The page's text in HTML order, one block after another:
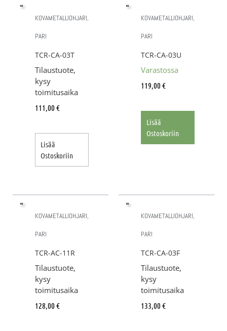
KOVAMETALLIOHJARI,
PARI
TCR-CA-03T
Tilaustuote,
kysy
toimitusaika
111,00 €
Lisää
Ostoskoriin
KOVAMETALLIOHJARI,
PARI
TCR-CA-03U
Varastossa
119,00 €
Lisää
Ostoskoriin
KOVAMETALLIOHJARI,
PARI
TCR-AC-11R
Tilaustuote,
kysy
toimitusaika
128,00 €
KOVAMETALLIOHJARI,
PARI
TCR-CA-03F
Tilaustuote,
kysy
toimitusaika
133,00 €